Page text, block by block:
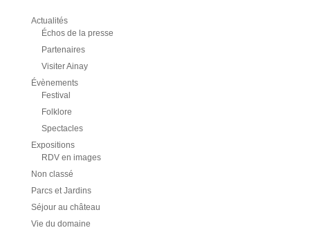
Actualités
Échos de la presse
Partenaires
Visiter Ainay
Évènements
Festival
Folklore
Spectacles
Expositions
RDV en images
Non classé
Parcs et Jardins
Séjour au château
Vie du domaine